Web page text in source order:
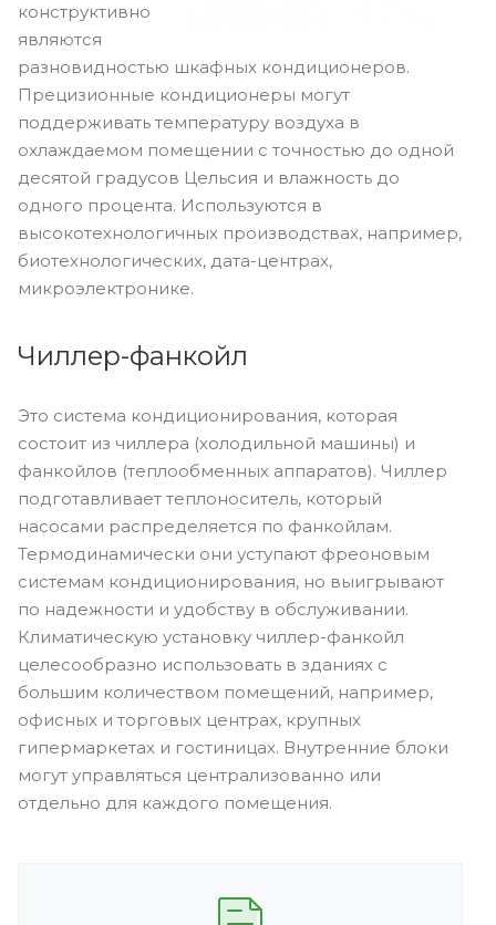
конструктивно
являются
разновидностью шкафных кондиционеров.
Прецизионные кондиционеры могут
поддерживать температуру воздуха в
охлаждаемом помещении с точностью до одной
десятой градусов Цельсия и влажность до
одного процента. Используются в
высокотехнологичных производствах, например,
биотехнологических, дата-центрах,
микроэлектронике.
Чиллер-фанкойл
Это система кондиционирования, которая
состоит из чиллера (холодильной машины) и
фанкойлов (теплообменных аппаратов). Чиллер
подготавливает теплоноситель, который
насосами распределяется по фанкойлам.
Термодинамически они уступают фреоновым
системам кондиционирования, но выигрывают
по надежности и удобству в обслуживании.
Климатическую установку чиллер-фанкойл
целесообразно использовать в зданиях с
большим количеством помещений, например,
офисных и торговых центрах, крупных
гипермаркетах и гостиницах. Внутренние блоки
могут управляться централизованно или
отдельно для каждого помещения.